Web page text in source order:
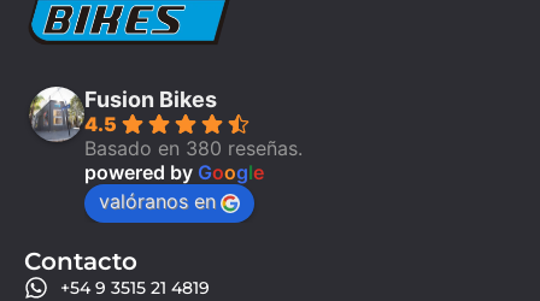
Fusion Bikes
4.5
Basado en 380 reseñas.
powered by Google
valóranos en
Contacto
+54 9 3515 21 4819